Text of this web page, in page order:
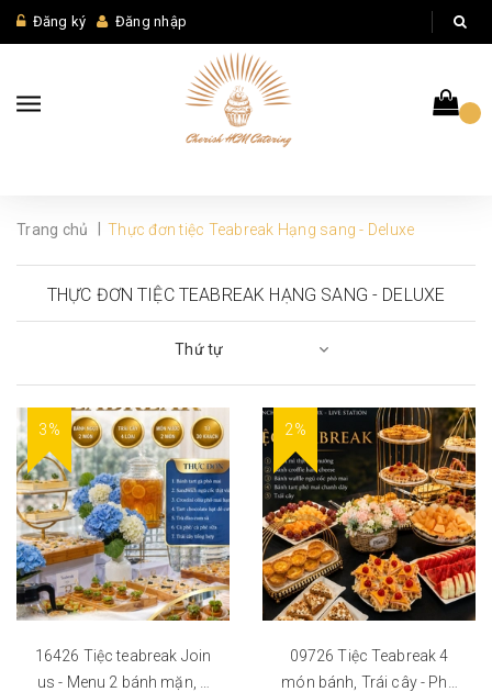
Đăng ký Đăng nhập
Trang chủ Thực đơn tiệc Teabreak Hạng sang - Deluxe
THỰC ĐƠN TIỆC TEABREAK HẠNG SANG - DELUXE
Thứ tự
3%
16426 Tiệc teabreak Join
us - Menu 2 bánh mặn, 2
2%
09726 Tiệc Teabreak 4
món bánh, Trái cây - Phù